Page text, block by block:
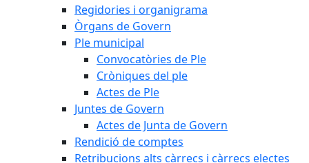
Regidories i organigrama
Òrgans de Govern
Ple municipal
Convocatòries de Ple
Cròniques del ple
Actes de Ple
Juntes de Govern
Actes de Junta de Govern
Rendició de comptes
Retribucions alts càrrecs i càrrecs electes